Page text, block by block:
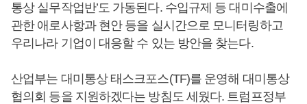
통상 실무작업반’도 가동된다. 수입규제 등 대미수출에
관한 애로사항과 현안 등을 실시간으로 모니터링하고
우리나라 기업이 대응할 수 있는 방안을 찾는다.
산업부는 대미통상 태스크포스(TF)를 운영해 대미통상
협의회 등을 지원하겠다는 방침도 세웠다. 트럼프정부